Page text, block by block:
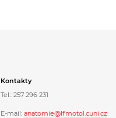
Kontakty
Tel.: 257 296 231
E-mail: anatomie@lfmotol.cuni.cz